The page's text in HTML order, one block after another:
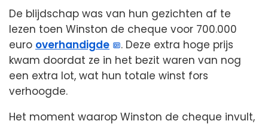
De blijdschap was van hun gezichten af te
lezen toen Winston de cheque voor 700.000
euro overhandigde
. Deze extra hoge prijs
kwam doordat ze in het bezit waren van nog
een extra lot, wat hun totale winst fors
verhoogde.
Het moment waarop Winston de cheque invult,